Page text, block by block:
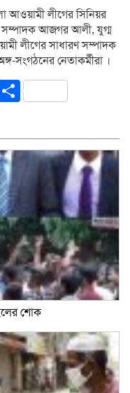
আওয়ামী লীগের সিনিয়র
সম্পাদক আজগর আলী, যুগ্ম
লীগের সাধারণ সম্পাদক
নেতাকর্মীরা ।
Share
শোক